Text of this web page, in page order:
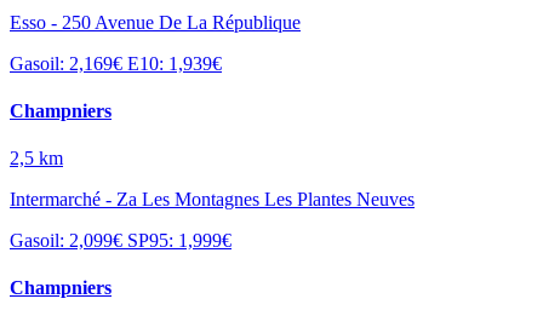
Esso - 250 Avenue De La République
Gasoil: 2,169€ E10: 1,939€
Champniers
2,5 km
Intermarché - Za Les Montagnes Les Plantes Neuves
Gasoil: 2,099€ SP95: 1,999€
Champniers